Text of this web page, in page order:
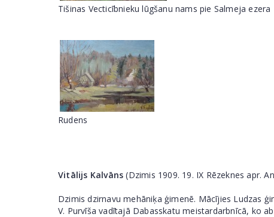
Tišinas Vecticībnieku lūgšanu nams pie Salmeja
Rudens
Vitālijs Kalvāns(Dzimis 1909. 19. IX Rēzeknes apr.
Dzimis dzirnavu mehāniķa ģimenē. Mācījies Ludzas
V. Purvīša vadītajā Dabasskatu meistardarbnīcā, ko